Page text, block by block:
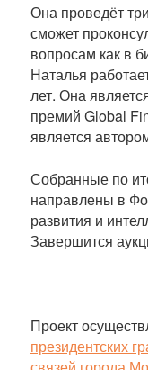
Она проведёт
сможет
вопросам как в
Наталья
лет. Она
премий Global
является
Собранные по
направлены в
развития и
Завершится
Проект
президентских